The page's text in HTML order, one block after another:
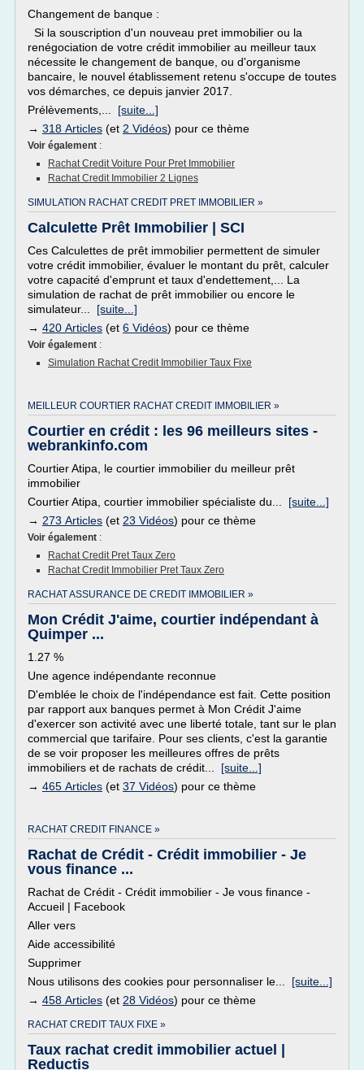
Changement de banque :
Si la souscription d'un nouveau pret immobilier ou la
renégociation de votre crédit immobilier au meilleur taux
nécessite le changement de banque, ou d'organisme
bancaire, le nouvel établissement retenu s'occupe de toutes
vos démarches, ce depuis janvier 2017.
Prélèvements,... [suite...]
→ 318 Articles (et 2 Vidéos) pour ce thème
Voir également :
Rachat Credit Voiture Pour Pret Immobilier
Rachat Credit Immobilier 2 Lignes
SIMULATION RACHAT CREDIT PRET IMMOBILIER »
Calculette Prêt Immobilier | SCI
Ces Calculettes de prêt immobilier permettent de simuler
votre crédit immobilier, évaluer le montant du prêt, calculer
votre capacité d'emprunt et taux d'endettement,... La
simulation de rachat de prêt immobilier ou encore le
simulateur... [suite...]
→ 420 Articles (et 6 Vidéos) pour ce thème
Voir également :
Simulation Rachat Credit Immobilier Taux Fixe
MEILLEUR COURTIER RACHAT CREDIT IMMOBILIER »
Courtier en crédit : les 96 meilleurs sites -
webrankinfo.com
Courtier Atipa, le courtier immobilier du meilleur prêt
immobilier
Courtier Atipa, courtier immobilier spécialiste du... [suite...]
→ 273 Articles (et 23 Vidéos) pour ce thème
Voir également :
Rachat Credit Pret Taux Zero
Rachat Credit Immobilier Pret Taux Zero
RACHAT ASSURANCE DE CREDIT IMMOBILIER »
Mon Crédit J'aime, courtier indépendant à
Quimper ...
1.27 %
Une agence indépendante reconnue
D'emblée le choix de l'indépendance est fait. Cette position
par rapport aux banques permet à Mon Crédit J'aime
d'exercer son activité avec une liberté totale, tant sur le plan
commercial que tarifaire. Pour ses clients, c'est la garantie
de se voir proposer les meilleures offres de prêts
immobiliers et de rachats de crédit... [suite...]
→ 465 Articles (et 37 Vidéos) pour ce thème
RACHAT CREDIT FINANCE »
Rachat de Crédit - Crédit immobilier - Je
vous finance ...
Rachat de Crédit - Crédit immobilier - Je vous finance -
Accueil | Facebook
Aller vers
Aide accessibilité
Supprimer
Nous utilisons des cookies pour personnaliser le... [suite...]
→ 458 Articles (et 28 Vidéos) pour ce thème
RACHAT CREDIT TAUX FIXE »
Taux rachat credit immobilier actuel |
Reductis